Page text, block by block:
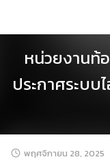
หน่วยงานท้
ประกาศระบ
พฤศจิกายน 28, 2025